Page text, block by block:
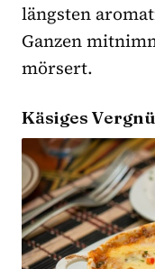
längsten
Ganzen
mörsert.
Käsiges